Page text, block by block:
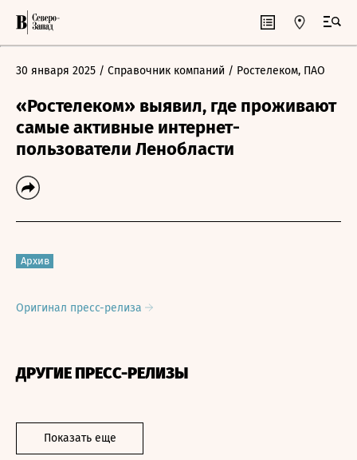
30 января 2025 / Справочник компаний / Ростелеком, ПАО
«Ростелеком» выявил, где проживают
самые активные интернет-
пользователи Ленобласти
Архив
Оригинал пресс-релиза
ДРУГИЕ ПРЕСС-РЕЛИЗЫ
Показать еще